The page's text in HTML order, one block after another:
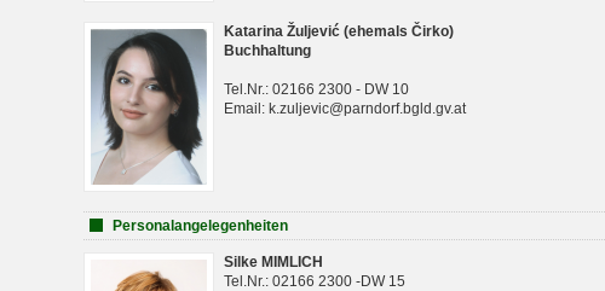
Katarina Žuljević (ehemals Čirko)
Buchhaltung
Tel.Nr.: 02166 2300 - DW 10
Email: k.zuljevic@parndorf.bgld.gv.at
Personalangelegenheiten
Silke MIMLICH
Tel.Nr.: 02166 2300 -DW 15